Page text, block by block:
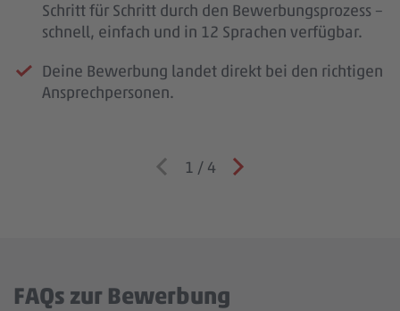
Schritt für Schritt durch den Bewerbungsprozess –
schnell, einfach und in 12 Sprachen verfügbar.
Deine Bewerbung landet direkt bei den richtigen
Ansprechpersonen.
1 / 4
FAQs zur Bewerbung